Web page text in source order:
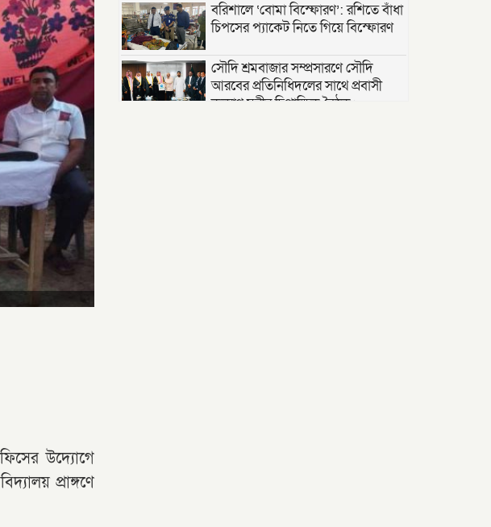
উদ্যোগে
প্রাঙ্গণে
বরিশালে ‘বোমা বিস্ফোরণ’: রশিতে বাঁধা
চিপসের প্যাকেট নিতে গিয়ে বিস্ফোরণ
সৌদি শ্রমবাজার সম্প্রসারণে সৌদি
আরবের প্রতিনিধিদলের সাথে প্রবাসী
কল্যাণ মন্ত্রীর দ্বিপাক্ষিক বৈঠক।